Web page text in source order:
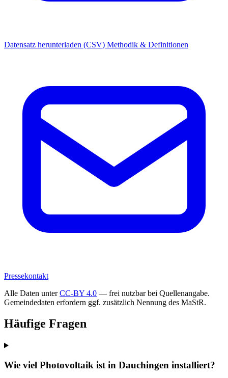
Datensatz herunterladen (CSV) Methodik & Definitionen
Pressekontakt
Alle Daten unterCC-BY 4.0 — frei nutzbar bei Quellenangabe.
Gemeindedaten erfordern ggf. zusätzlich Nennung des MaStR.
Häufige Fragen
Wie viel Photovoltaik ist in Dauchingen installiert?